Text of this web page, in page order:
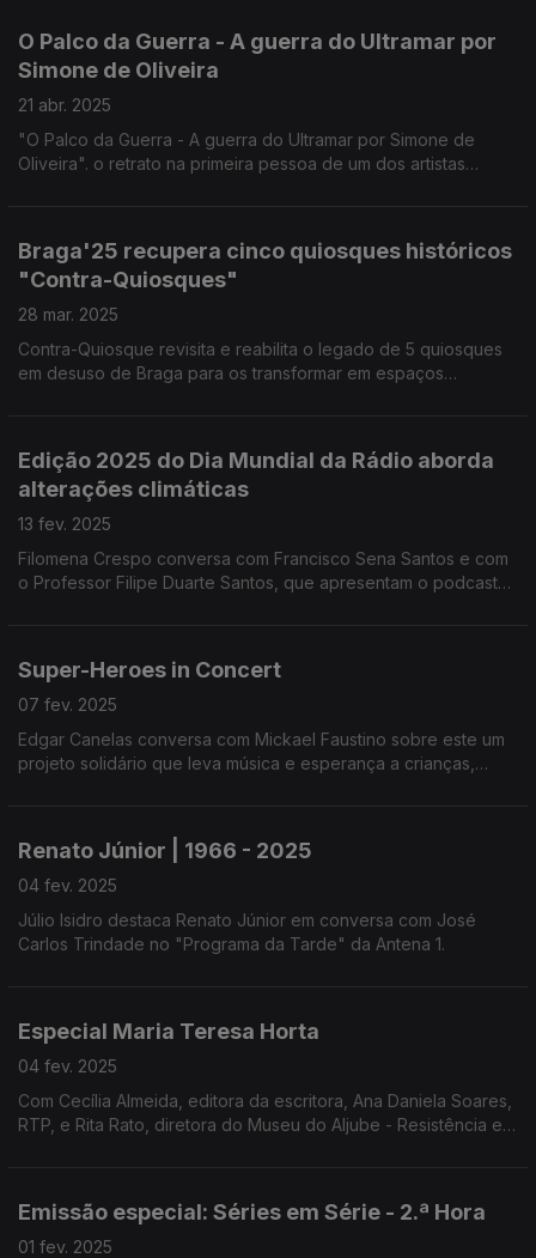
O Palco da Guerra - A guerra do Ultramar por
Simone de Oliveira
21 abr. 2025
"O Palco da Guerra - A guerra do Ultramar por Simone de
Oliveira". o retrato na primeira pessoa de um dos artistas
Braga'25 recupera cinco quiosques históricos
"Contra-Quiosques"
28 mar. 2025
Contra-Quiosque revisita e reabilita o legado de 5 quiosques
em desuso de Braga para os transformar em espaços
Edição 2025 do Dia Mundial da Rádio aborda
alterações climáticas
13 fev. 2025
Filomena Crespo conversa com Francisco Sena Santos e com
o Professor Filipe Duarte Santos, que apresentam o podcast
Super-Heroes in Concert
07 fev. 2025
Edgar Canelas conversa com Mickael Faustino sobre este um
projeto solidário que leva música e esperança a crianças,
Renato Júnior | 1966 - 2025
04 fev. 2025
Júlio Isidro destaca Renato Júnior em conversa com José
Carlos Trindade no "Programa da Tarde" da Antena 1.
Especial Maria Teresa Horta
04 fev. 2025
Com Cecília Almeida, editora da escritora, Ana Daniela Soares,
RTP, e Rita Rato, diretora do Museu do Aljube - Resistência e
Emissão especial: Séries em Série - 2.ª Hora
01 fev. 2025